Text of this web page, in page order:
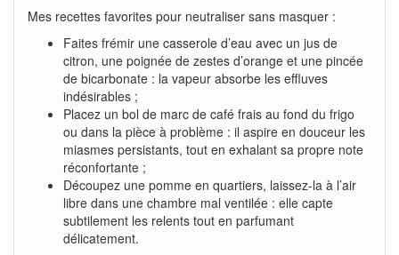
Mes recettes favorites pour neutraliser sans masquer :
Faites frémir une casserole d’eau avec un jus de
citron, une poignée de zestes d’orange et une pincée
de bicarbonate : la vapeur absorbe les effluves
indésirables ;
Placez un bol de marc de café frais au fond du frigo
ou dans la pièce à problème : il aspire en douceur les
miasmes persistants, tout en exhalant sa propre note
réconfortante ;
Découpez une pomme en quartiers, laissez-la à l’air
libre dans une chambre mal ventilée : elle capte
subtilement les relents tout en parfumant
délicatement.